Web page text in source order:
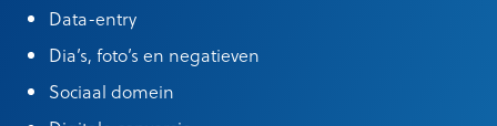
Data-entry
Dia’s, foto’s en negatieven
Sociaal domein